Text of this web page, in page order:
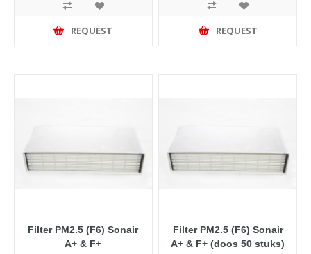
REQUEST REQUEST
Filter PM2.5 (F6) Sonair
A+ & F+
Filter PM2.5 (F6) Sonair
A+ & F+ (doos 50 stuks)